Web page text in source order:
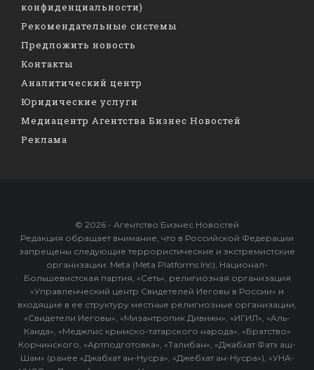
конфиденциальности)
Рекомендательные системы
Предложить новость
Контакты
Аналитический центр
Юридические услуги
Медиацентр Агентства Бизнес Новостей
Реклама
© 2026 - Агентство Бизнес Новостей
Редакция обращает внимание, что в Российской Федерации
запрещены следующие террористические и экстремистские
организации: Meta (Meta Platforms Inc), Национал-
Большевистская партия, «Сеть», религиозная организация
«Управленческий центр Свидетелей Иеговы в России» и
входящие в ее структуру местные религиозные организации,
«Свидетели Иеговы», «Мизантропик Дивижн», «ИГИЛ», «Аль-
Каида», «Меджлис крымско-татарского народа», «Братство»
Корчинского, «Артподготовка», «Талибан», «Джабхат Фатх аш-
Шам» (ранее «Джабхат ан-Нусра», «Джебхат ан-Нусра»), «УНА-